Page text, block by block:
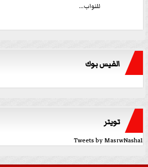
للنواب...
الفيس بوك
تويتر
Tweets by MasrwNasha1